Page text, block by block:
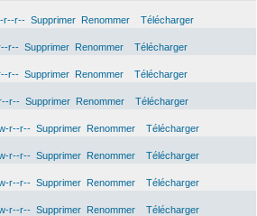
r--r-- Supprimer Renommer
Télécharger
r-- Supprimer Renommer
Télécharger
r-- Supprimer Renommer
Télécharger
r-- Supprimer Renommer
Télécharger
r--r-- Supprimer Renommer
Télécharger
r--r-- Supprimer Renommer
Télécharger
r--r-- Supprimer Renommer
Télécharger
r--r-- Supprimer Renommer
Télécharger